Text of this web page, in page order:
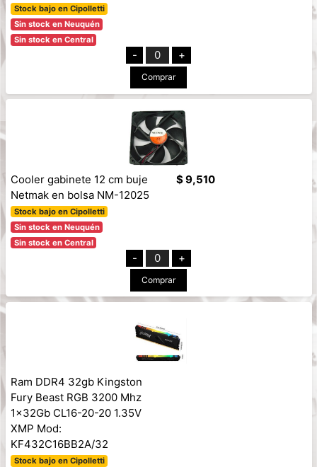
Stock bajo en Cipolletti
Sin stock en Neuquén
Sin stock en Central
- 0 +
Comprar
Cooler gabinete 12 cm buje
Netmak en bolsa NM-12025
Stock bajo en Cipolletti
Sin stock en Neuquén
Sin stock en Central
$ 9,510
- 0 +
Comprar
Ram DDR4 32gb Kingston
Fury Beast RGB 3200 Mhz
1x32Gb CL16-20-20 1.35V
XMP Mod:
KF432C16BB2A/32
Stock bajo en Cipolletti